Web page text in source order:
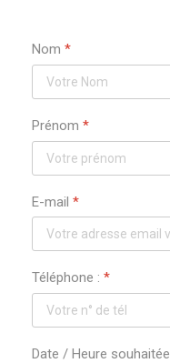
Nom *
Prénom *
E-mail *
Téléphone : *
Date / Heure souhaitée